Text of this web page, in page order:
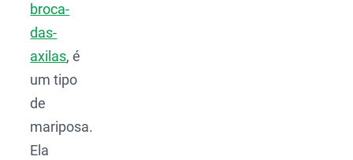
broca-
das-
axilas, é
um tipo
de
mariposa.
Ela